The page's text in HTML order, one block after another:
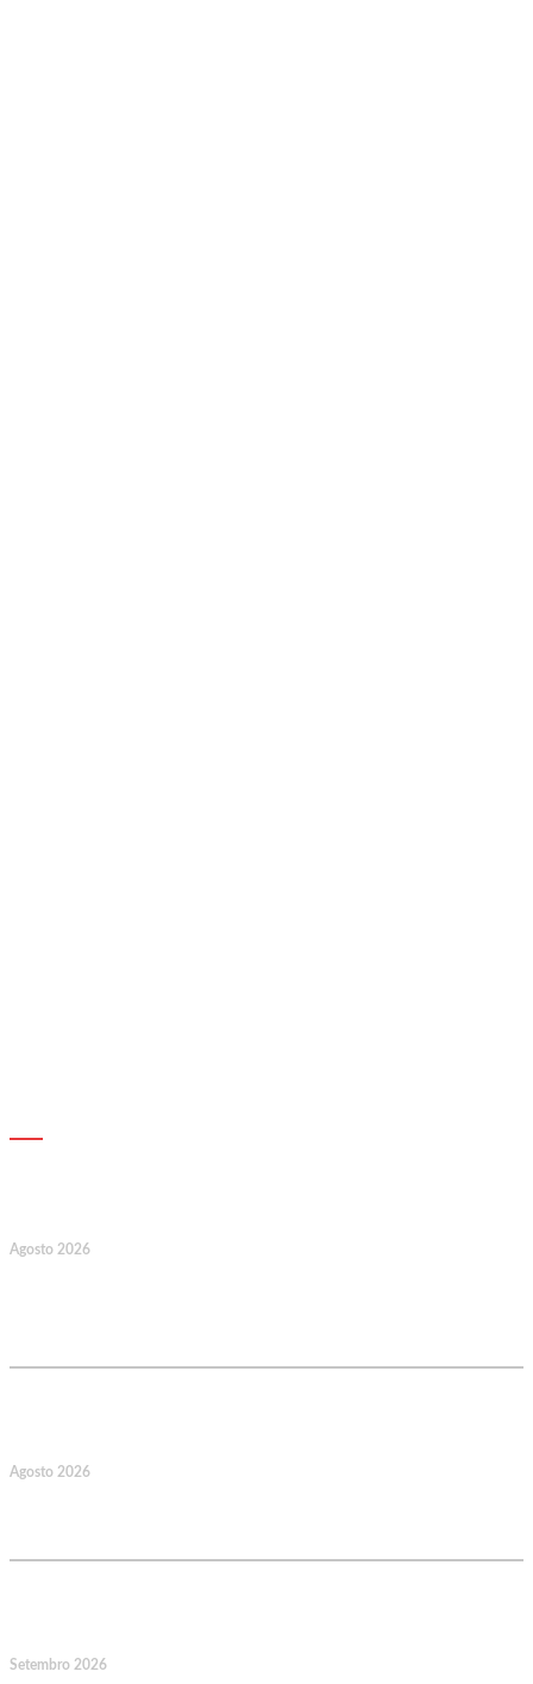
Agosto 2026
Agosto 2026
Setembro 2026